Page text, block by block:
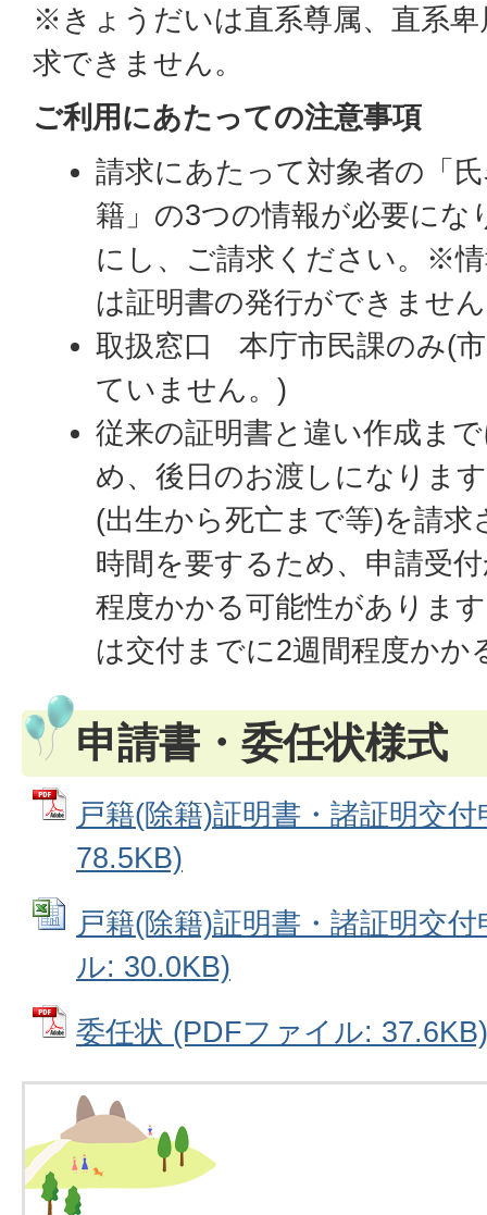
※きょうだいは直系尊属、直系
求できません。
ご利用にあたっての注意事項
請求にあたって対象者の「
籍」の3つの情報が必要にな
にし、ご請求ください。※
は証明書の発行ができませ
取扱窓口 本庁市民課のみ(
ていません。)
従来の証明書と違い作成ま
め、後日のお渡しになりま
(出生から死亡まで等)を請
時間を要するため、申請受
程度かかる可能性がありま
は交付までに2週間程度かか
申請書・委任状様式
戸籍(除籍)証明書・諸証明交
78.5KB)
戸籍(除籍)証明書・諸証明交
ル: 30.0KB)
委任状 (PDFファイル: 37.6KB)